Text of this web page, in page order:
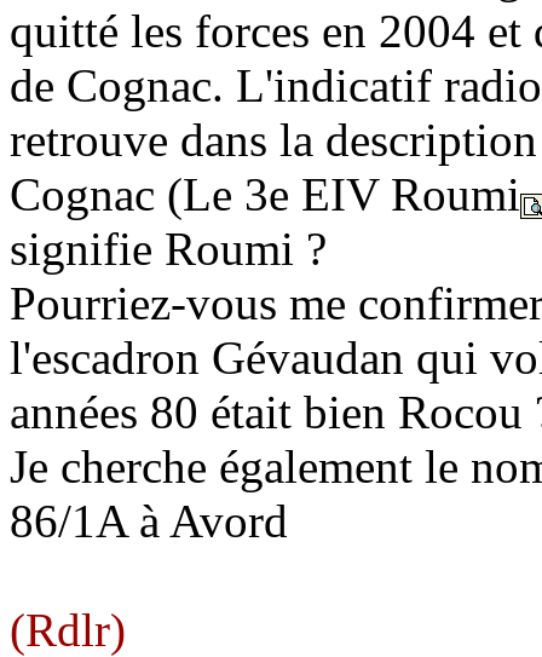
quitté les forces en 2004 et
de Cognac. L'indicatif
retrouve dans la
Cognac (Le 3e EIV Roumi
signifie Roumi ?
Pourriez-vous me
l'escadron Gévaudan qui
années 80 était bien Rocou
Je cherche également le
86/1A à Avord
(Rdlr)